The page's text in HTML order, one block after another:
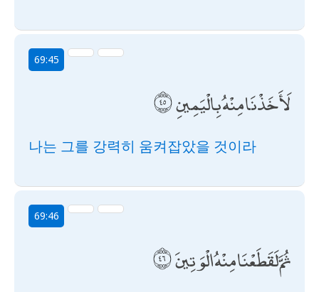
69:45
لَأَخَذْنَا مِنْهُ بِالْيَمِينِ
나는 그를 강력히 움켜잡았을 것이라
69:46
ثُمَّ لَقَطَعْنَا مِنْهُ الْوَتِينَ